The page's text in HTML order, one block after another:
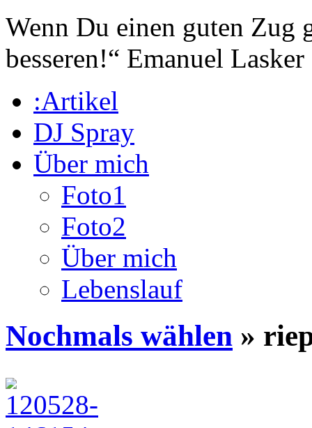
Wenn Du einen guten Zug
besseren!“ Emanuel Lasker
:Artikel
DJ Spray
Über mich
Foto1
Foto2
Über mich
Lebenslauf
Nochmals wählen »